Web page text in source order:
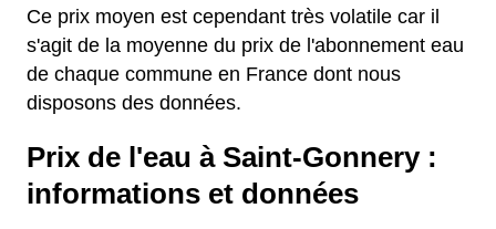
Ce prix moyen est cependant très volatile car il
s'agit de la moyenne du prix de l'abonnement eau
de chaque commune en France dont nous
disposons des données.
Prix de l'eau à Saint-Gonnery :
informations et données